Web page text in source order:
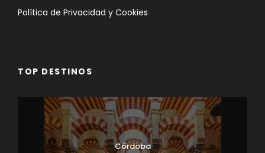
Política de Privacidad y Cookies
TOP DESTINOS
Córdoba